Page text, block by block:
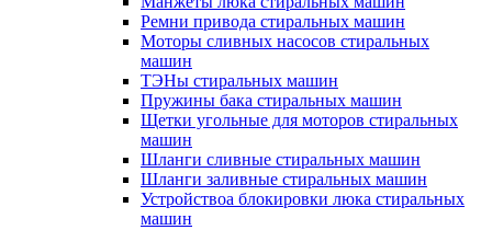
Ремни привода стиральных машин
Моторы сливных насосов стиральных
машин
ТЭНы стиральных машин
Пружины бака стиральных машин
Щетки угольные для моторов стиральных
машин
Шланги сливные стиральных машин
Шланги заливные стиральных машин
Устройствоа блокировки люка стиральных
машин